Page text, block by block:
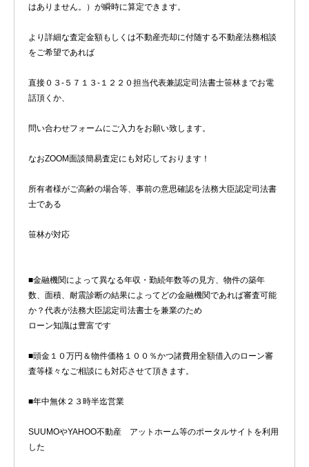
はありません。）が瞬時に算定できます。
より詳細な査定金額もしくは不動産売却に付随する不動産法務相談
をご希望であれば
直接０３-５７１３-１２２０担当代表兼認定司法書士笹林までお電
話頂くか、
問い合わせフォームにご入力をお願い致します。
なおZOOM面談簡易査定にも対応しております！
所有者様がご高齢の場合等、事前の意思確認を法務大臣認定司法書
士である
笹林が対応
■金融機関によって異なる年収・勤続年数等の見方、物件の築年
数、面積、耐震診断の結果によってどの金融機関であれば審査可能
か？代表が法務大臣認定司法書士を兼業のため
ローン知識は豊富です
■頭金１０万円＆物件価格１００％かつ諸費用全額借入のローン審
査等様々なご相談にも対応させて頂きます。
■年中無休２３時半迄営業
SUUMOやYAHOO不動産 アットホーム等のポータルサイトを利用
した